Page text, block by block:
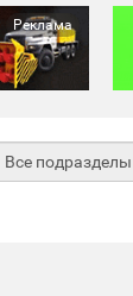
Реклама